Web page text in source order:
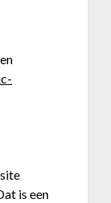
is een